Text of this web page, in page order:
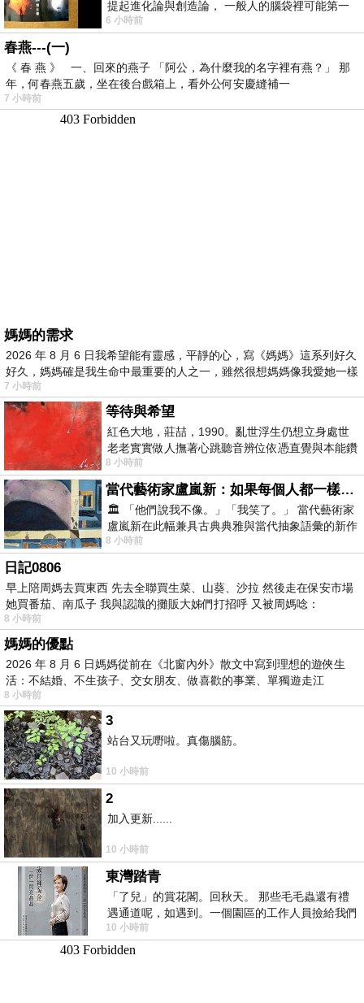
提起進化論與創造論， 一般人的腦袋裡可能第一
時間就有「 進化論很科
6 小時前
春燕---(一)
《 春 燕 》 一、回來的燕子 「阿公，為什麼我的名字裡有燕？」 那
年，何春燕五歲，坐在後台戲箱上，看外公何安慶縫補一
7 小時前
媽媽的需求
2026 年 8 月 6 日我希望能有靈感，平靜的心，寫《媽媽》這系列好久
好久，媽媽確是我生命中最重要的人之一，雖然很想媽媽像我愛她一樣
7 小時前
等待與希望
紅色大地，莊喆，1990。亂世浮生仍想立身處世
老老實實做人撫著心跳聽音辨位依憑直覺與本能鑽
向裂隙的亮處探索另一個心聲另一個共鳴的
8 小時前
當代藝術家盧嵐新：如果每個人都一樣，這世界該有多無聊？
🏛️ 「他們說我不像。」「我笑了。」 當代藝術家
盧嵐新在此幅兼具古典典雅與當代抽象語彙的新作
中，以沈靜的藍色空間為背景，描繪了
8 小時前
日記0806
早上陪周媽去買東西 先去全聯買生菜、山葵、沙拉 然後走在保安市場
她買番茄、南瓜子 我與認識的攤販大姊們打招呼 又被周媽唸：
8 小時前
媽媽的優點
2026 年 8 月 6 日媽媽從前在《北窗內外》散文中寫到理想的遊俠生
活：不結婚、不生孩子、交女朋友、做喜歡的事業、單獨遊走江
湖⋯⋯，
8 小時前
3
站台又玩嘢啦。真傷腦筋。
10 小時前
2
加入更新......
10 小時前
東灣踏青
「了兒」的賞花閣。回秋天。 那些毛毛蟲還有禮
遇通道呢，如遇到。一個園區的工作人員撿給我們
細賞。
10 小時前